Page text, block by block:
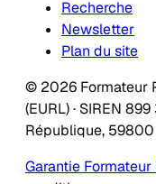
Recherche
Newsletter
Plan du site
© 2026 Formateur
(EURL) · SIREN
République,
Garantie